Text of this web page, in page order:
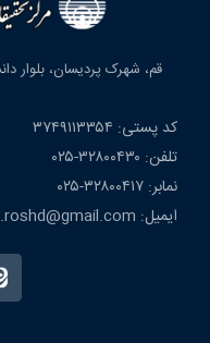
کد پستی: ۳۷۴۹۱۱۳۳۵۴
تلفن: ۳۲۸۰۰۴۳۰-۰۲۵
نمابر: ۳۲۸۰۰۴۱۷-۰۲۵
ایمیل: m.t.e.roshd@gmail.com